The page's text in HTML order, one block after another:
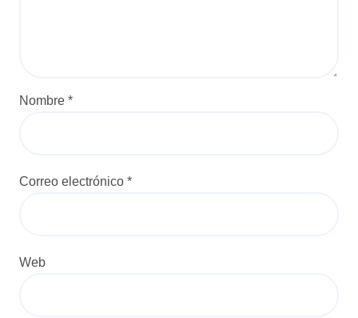
Nombre *
Correo electrónico *
Web